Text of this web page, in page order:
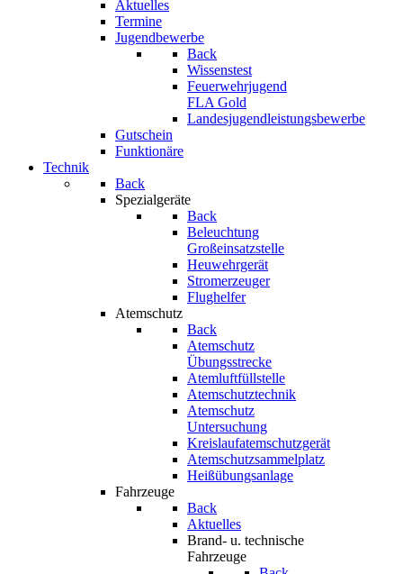
Aktuelles
Termine
Jugendbewerbe
Back
Wissenstest
Feuerwehrjugend
FLA Gold
Landesjugendleistungsbewerbe
Gutschein
Funktionäre
Technik
Back
Spezialgeräte
Back
Beleuchtung
Großeinsatzstelle
Heuwehrgerät
Stromerzeuger
Flughelfer
Atemschutz
Back
Atemschutz
Übungsstrecke
Atemluftfüllstelle
Atemschutztechnik
Atemschutz
Untersuchung
Kreislaufatemschutzgerät
Atemschutzsammelplatz
Heißübungsanlage
Fahrzeuge
Back
Aktuelles
Brand- u. technische
Fahrzeuge